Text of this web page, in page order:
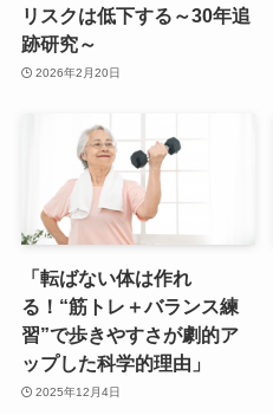
リスクは低下する～30年追
跡研究～
2026年2月20日
「転ばない体は作れ
る！“筋トレ＋バランス練
習”で歩きやすさが劇的ア
ップした科学的理由」
2025年12月4日